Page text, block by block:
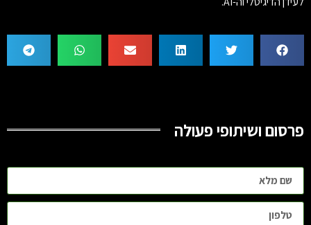
פרסום ושיתופי פעולה